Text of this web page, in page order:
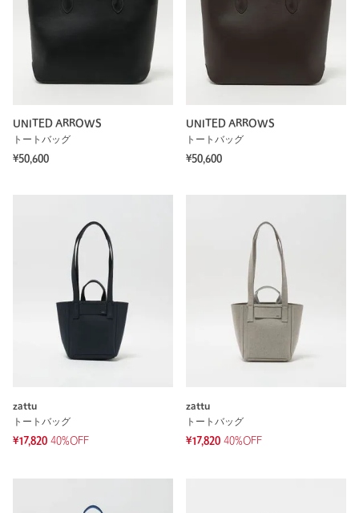
UNITED ARROWS
トートバッグ
¥50,600
UNITED ARROWS
トートバッグ
¥50,600
zattu
トートバッグ
¥17,820 40%OFF
zattu
トートバッグ
¥17,820 40%OFF